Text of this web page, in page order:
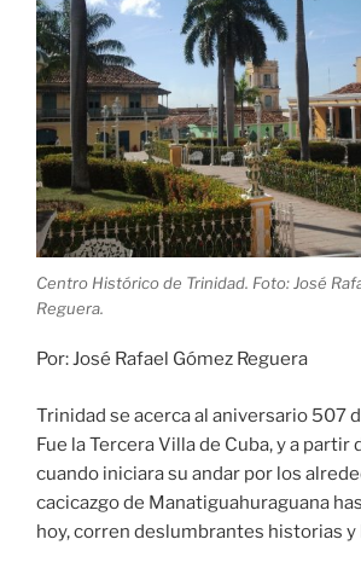
de
su
fundación»
Centro Histórico de Trinidad. Foto: José
Reguera.
Por: José Rafael Gómez Reguera
Trinidad se acerca al aniversario 507
Fue la Tercera Villa de Cuba, y a partir
cuando iniciara su andar por los
cacicazgo de Manatiguahuraguana
hoy, corren deslumbrantes historias y